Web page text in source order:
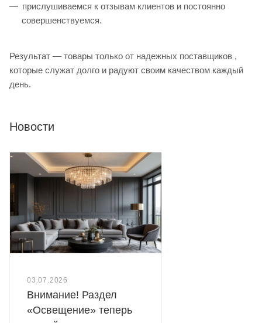
прислушиваемся к отзывам клиентов и постоянно
совершенствуемся.
Результат — товары только от надежных поставщиков ,
которые служат долго и радуют своим качеством каждый
день.
Новости
03.07.2026
Внимание! Раздел
«Освещение» теперь